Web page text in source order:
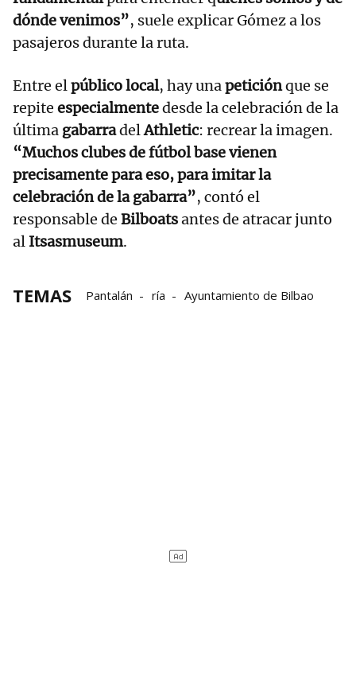
dónde venimos”, suele explicar Gómez a los
pasajeros durante la ruta.
Entre elpúblico local, hay unapeticiónque se
repite especialmentedesde la celebración de la
última gabarradelAthletic: recrear la imagen.
“Muchos clubes de fútbol base vienen
precisamente para eso, para imitar la
celebración de la gabarra”, contó el
responsable de Bilboatsantes de atracar junto
al Itsasmuseum.
TEMAS Pantalán ría Ayuntamiento de Bilbao